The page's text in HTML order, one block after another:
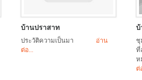
บ้านปราสาท
ประวัติความเป็นมา อ่าน
ต่อ...
บ้
ชุ
ที่
ห
ต่